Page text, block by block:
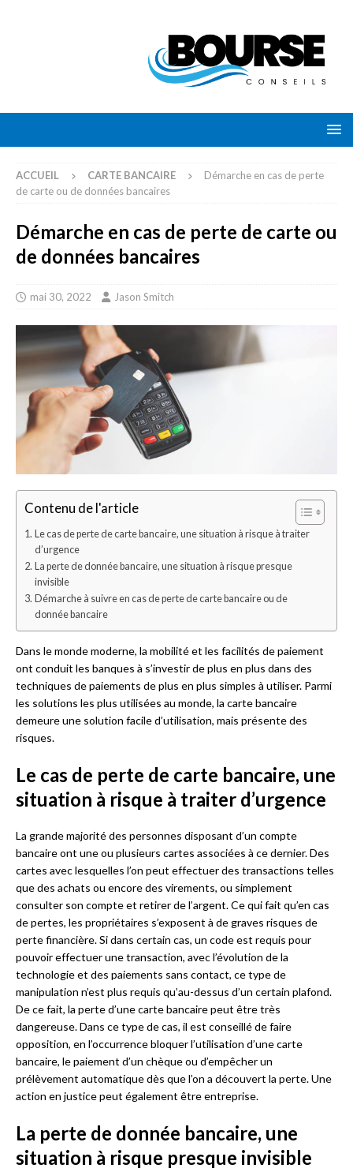
ACCUEIL CARTE BANCAIRE
Démarche en cas de perte
de carte ou de données bancaires
Démarche en cas de perte de carte ou
de données bancaires
mai 30, 2022 Jason Smitch
Contenu de l'article
Le cas de perte de carte bancaire, une situation à risque à traiter
d’urgence
La perte de donnée bancaire, une situation à risque presque
invisible
Démarche à suivre en cas de perte de carte bancaire ou de
donnée bancaire
Dans le monde moderne, la mobilité et les facilités de paiement
ont conduit les banques à s’investir de plus en plus dans des
techniques de paiements de plus en plus simples à utiliser. Parmi
les solutions les plus utilisées au monde, la carte bancaire
demeure une solution facile d’utilisation, mais présente des
risques.
Le cas de perte de carte bancaire, une
situation à risque à traiter d’urgence
La grande majorité des personnes disposant d’un compte
bancaire ont une ou plusieurs cartes associées à ce dernier. Des
cartes avec lesquelles l’on peut effectuer des transactions telles
que des achats ou encore des virements, ou simplement
consulter son compte et retirer de l’argent. Ce qui fait qu’en cas
de pertes, les propriétaires s’exposent à de graves risques de
perte financière. Si dans certain cas, un code est requis pour
pouvoir effectuer une transaction, avec l’évolution de la
technologie et des paiements sans contact, ce type de
manipulation n’est plus requis qu’au-dessus d’un certain plafond.
De ce fait, la perte d’une carte bancaire peut être très
dangereuse. Dans ce type de cas, il est conseillé de faire
opposition, en l’occurrence bloquer l’utilisation d’une carte
bancaire, le paiement d’un chèque ou d’empêcher un
prélèvement automatique dès que l’on a découvert la perte. Une
action en justice peut également être entreprise.
La perte de donnée bancaire, une
situation à risque presque invisible